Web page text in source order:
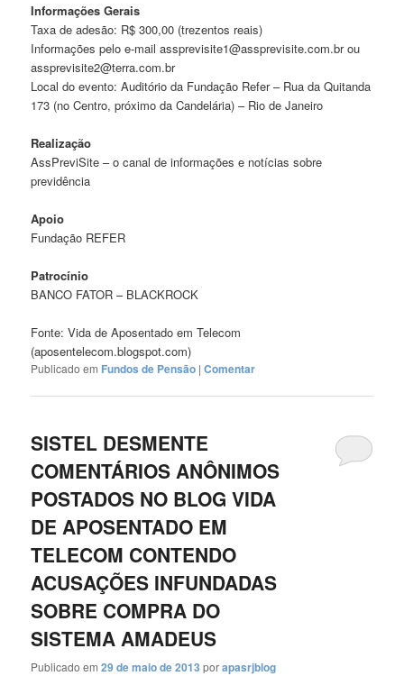
Informações Gerais
Taxa de adesão: R$ 300,00 (trezentos reais)
Informações pelo e-mail assprevisite1@assprevisite.com.br ou
assprevisite2@terra.com.br
Local do evento: Auditório da Fundação Refer – Rua da Quitanda
173 (no Centro, próximo da Candelária) – Rio de Janeiro
Realização
AssPreviSite – o canal de informações e notícias sobre
previdência
Apoio
Fundação REFER
Patrocínio
BANCO FATOR – BLACKROCK
Fonte: Vida de Aposentado em Telecom
(aposentelecom.blogspot.com)
Publicado em Fundos de Pensão |Comentar
SISTEL DESMENTE
COMENTÁRIOS ANÔNIMOS
POSTADOS NO BLOG VIDA
DE APOSENTADO EM
TELECOM CONTENDO
ACUSAÇÕES INFUNDADAS
SOBRE COMPRA DO
SISTEMA AMADEUS
Publicado em29 de maio de 2013 porapasrjblog